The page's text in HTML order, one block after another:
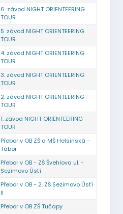
6. závod NIGHT ORIENTEERING
TOUR
5. závod NIGHT ORIENTEERING
TOUR
4. závod NIGHT ORIENTEERING
TOUR
3. závod NIGHT ORIENTEERING
TOUR
2. závod NIGHT ORIENTEERING
TOUR
1. závod NIGHT ORIENTEERING
TOUR
Přebor v OB ZŠ a MŠ Helsinská -
Tábor
Přebor v OB - ZŠ Švehlova ul. -
Sezimovo Ústí
Přebor v OB - 2. ZŠ Sezimovo Ústí
II
Přebor v OB ZŠ Tučapy